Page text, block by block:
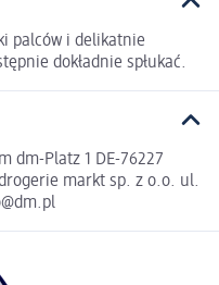
palców i delikatnie
dokładnie spłukać.
dm-Platz 1 DE-76227
markt sp. z o.o. ul.